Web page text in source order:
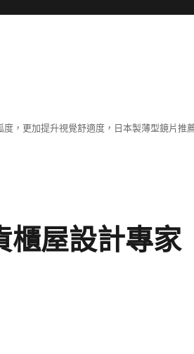
，更加提升視覺舒適度，日本製薄型鏡片
櫃屋設計專家